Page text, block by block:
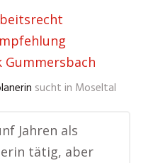
Gummersbach
sucht in Moseltal
Jahren als
tätig, aber